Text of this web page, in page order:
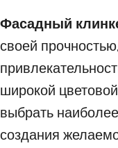
Фасадный
своей
широкой
выбрать
создания